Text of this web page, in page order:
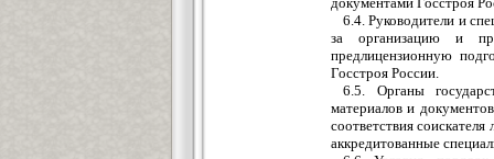
6.4. Руководители и
за организацию и
предлицензионную
Госстроя России.
6.5. Органы
материалов и
соответствия
аккредитованные